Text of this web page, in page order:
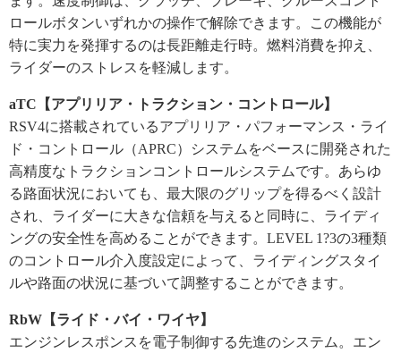
ロールボタンいずれかの操作で解除できます。この機能が
特に実力を発揮するのは長距離走行時。燃料消費を抑え、
ライダーのストレスを軽減します。
aTC【アプリリア・トラクション・コントロール】
RSV4に搭載されているアプリリア・パフォーマンス・ライ
ド・コントロール（APRC）システムをベースに開発された
高精度なトラクションコントロールシステムです。あらゆ
る路面状況においても、最大限のグリップを得るべく設計
され、ライダーに大きな信頼を与えると同時に、ライディ
ングの安全性を高めることができます。LEVEL 1?3の3種類
のコントロール介入度設定によって、ライディングスタイ
ルや路面の状況に基づいて調整することができます。
RbW【ライド・バイ・ワイヤ】
エンジンレスポンスを電子制御する先進のシステム。エン